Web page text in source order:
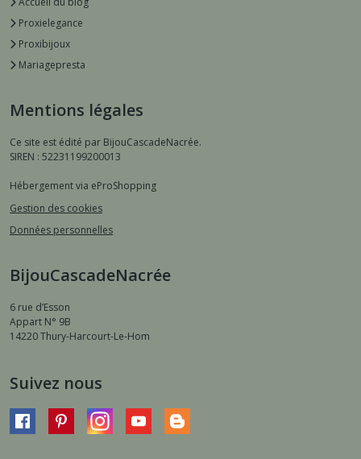
Proxielegance
Proxibijoux
Mariagepresta
Mentions légales
Ce site est édité par BijouCascadeNacrée.
SIREN : 52231199200013
Hébergement via eProShopping
Gestion des cookies
Données personnelles
BijouCascadeNacrée
6 rue d’Esson
Appart N° 9B
14220Thury-Harcourt-Le-Hom
Suivez nous